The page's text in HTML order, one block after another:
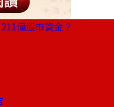
億股市資金？